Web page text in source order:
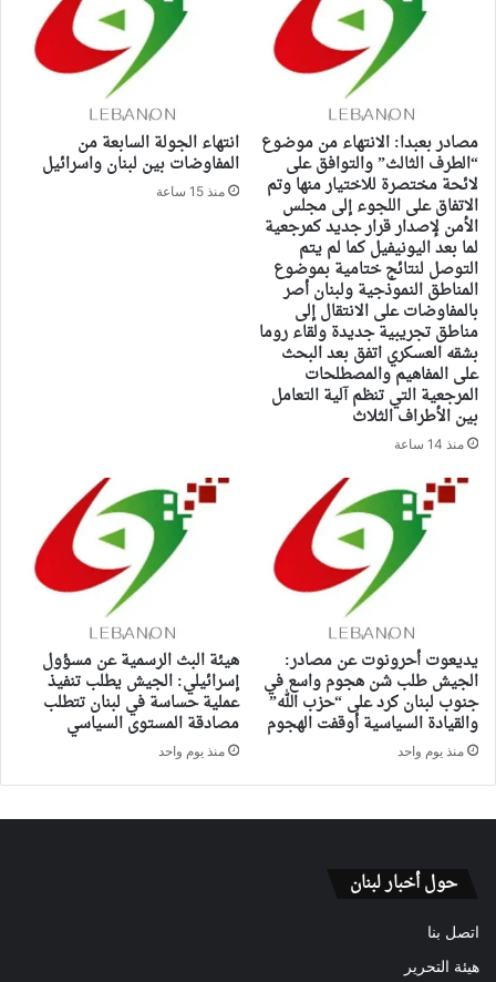
مصادر بعبدا: الانتهاء من موضوع
“الطرف الثالث” والتوافق على
لائحة مختصرة للاختيار منها وتم
الاتفاق على اللجوء إلى مجلس
الأمن لإصدار قرار جديد كمرجعية
لما بعد اليونيفيل كما لم يتم
التوصل لنتائج ختامية بموضوع
المناطق النموذجية ولبنان أصر
بالمفاوضات على الانتقال إلى
مناطق تجريبية جديدة ولقاء روما
بشقه العسكري اتفق بعد البحث
على المفاهيم والمصطلحات
المرجعية التي تنظم آلية التعامل
بين الأطراف الثلاث
منذ 14 ساعة
انتهاء الجولة السابعة من
المفاوضات بين لبنان واسرائيل
منذ 15 ساعة
يديعوت أحرونوت عن مصادر:
الجيش طلب شن هجوم واسع في
جنوب لبنان كرد على “حزب الله”
والقيادة السياسية أوقفت الهجوم
منذ يوم واحد
هيئة البث الرسمية عن مسؤول
إسرائيلي: الجيش يطلب تنفيذ
عملية حساسة في لبنان تتطلب
مصادقة المستوى السياسي
منذ يوم واحد
حول أخبار لبنان
اتصل بنا
هيئة التحرير